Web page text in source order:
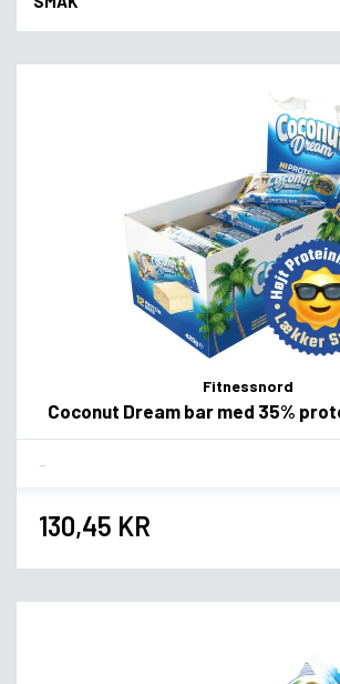
Fitnessnord
Coconut Dream bar med 35%
130,45 KR